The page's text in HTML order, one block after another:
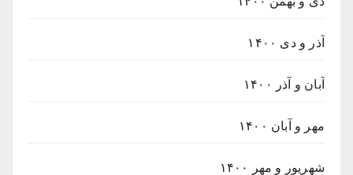
آذر و دی ۱۴۰۰
آبان و آذر ۱۴۰۰
مهر و آبان ۱۴۰۰
شهریور و مهر ۱۴۰۰